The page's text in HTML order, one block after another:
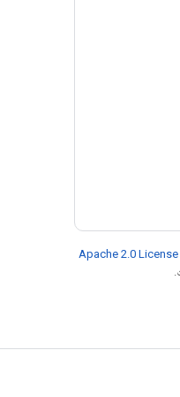
Apache 2.0 License